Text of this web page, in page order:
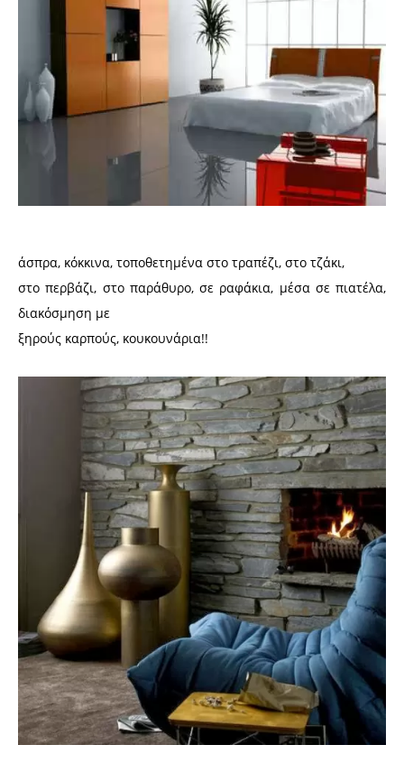
άσπρα, κόκκινα, τοποθετημένα στο τραπέζι, στο τζάκι,
στο περβάζι, στο παράθυρο, σε ραφάκια, μέσα σε πιατέλα,
διακόσμηση με
ξηρούς καρπούς, κουκουνάρια!!